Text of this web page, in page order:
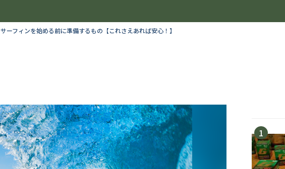
サーフィンを始める前に準備するもの【これさえあれば安心！】